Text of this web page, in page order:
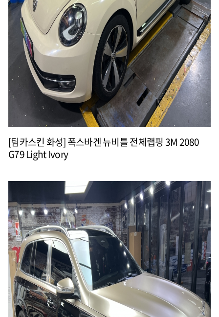
[팀카스킨 화성] 폭스바겐 뉴비틀 전체랩핑 3M 2080
G79 Light Ivory